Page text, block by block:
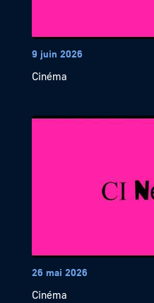
9 juin 2026
Cinéma
26 mai 2026
Cinéma